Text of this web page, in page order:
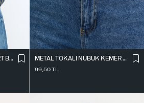
ÇIZGILI UZUN KOLLU T-SHIRT B10644
METAL TOKALI NUBUK KEMER K2004-1
99,50TL